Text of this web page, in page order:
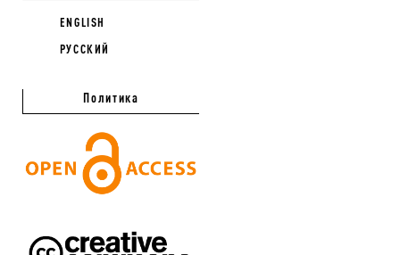
ENGLISH
РУССКИЙ
Политика